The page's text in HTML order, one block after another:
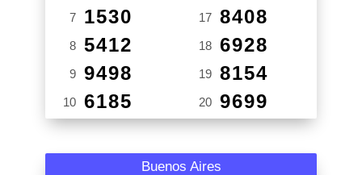
7 1530
8 5412
9 9498
10 6185
17 8408
18 6928
19 8154
20 9699
Buenos Aires